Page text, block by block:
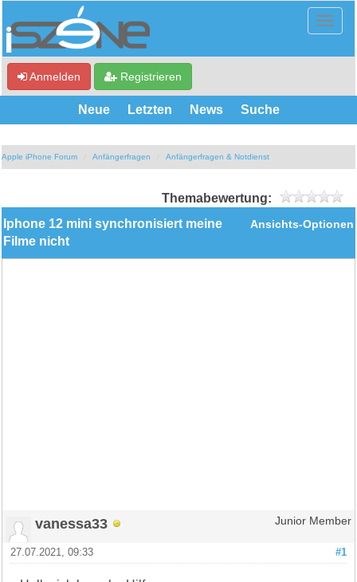
Anmelden Registrieren
Neue Letzten News Suche
Apple iPhone Forum Anfängerfragen Anfängerfragen & Notdienst
Themabewertung:
Ansichts-Optionen
Iphone 12 mini synchronisiert meine
Filme nicht
vanessa33 Junior Member
#1
27.07.2021, 09:33